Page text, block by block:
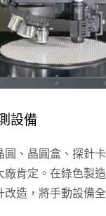
設備
圓、晶圓盒、探針
廠肯定。在綠色製
改造，將手動設備